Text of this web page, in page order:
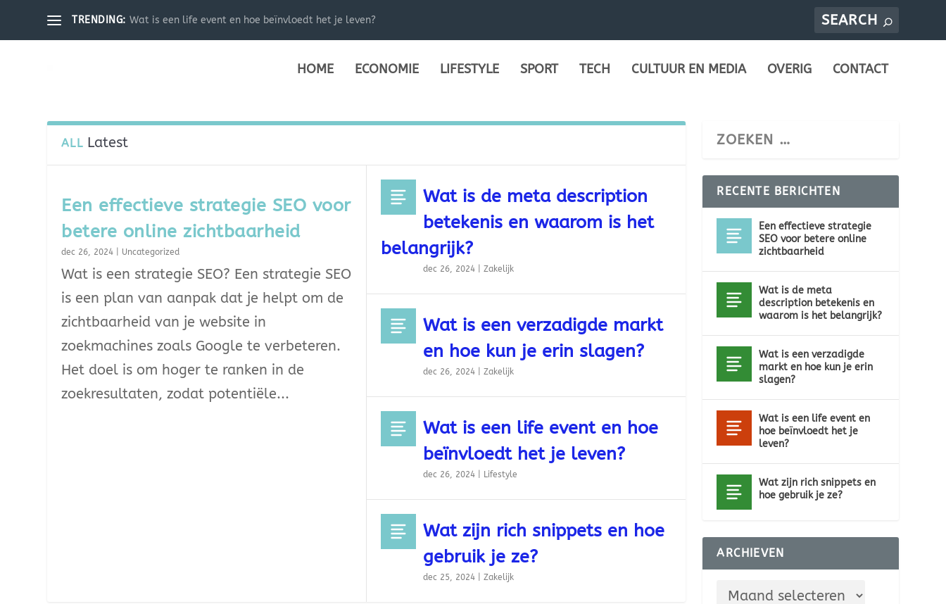
TRENDING: Wat is een life event en hoe beïnvloedt het je leven?
HOME ECONOMIE LIFESTYLE SPORT TECH CULTUUR EN MEDIA OVERIG CONTACT
ALL Latest
Een effectieve strategie SEO voor
betere online zichtbaarheid
dec 26, 2024 Uncategorized
Wat is een strategie SEO? Een strategie SEO
is een plan van aanpak dat je helpt om de
zichtbaarheid van je website in
zoekmachines zoals Google te verbeteren.
Het doel is om hoger te ranken in de
zoekresultaten, zodat potentiële...
Wat is de meta description
betekenis en waarom is het
belangrijk?
dec 26, 2024| Zakelijk
Wat is een verzadigde markt
en hoe kun je erin slagen?
dec 26, 2024| Zakelijk
Wat is een life event en hoe
beïnvloedt het je leven?
dec 26, 2024| Lifestyle
Wat zijn rich snippets en hoe
gebruik je ze?
dec 25, 2024| Zakelijk
RECENTE BERICHTEN
Een effectieve strategie
SEO voor betere online
zichtbaarheid
Wat is de meta
description betekenis en
waarom is het belangrijk?
Wat is een verzadigde
markt en hoe kun je erin
slagen?
Wat is een life event en
hoe beïnvloedt het je
leven?
Wat zijn rich snippets en
hoe gebruik je ze?
ARCHIEVEN